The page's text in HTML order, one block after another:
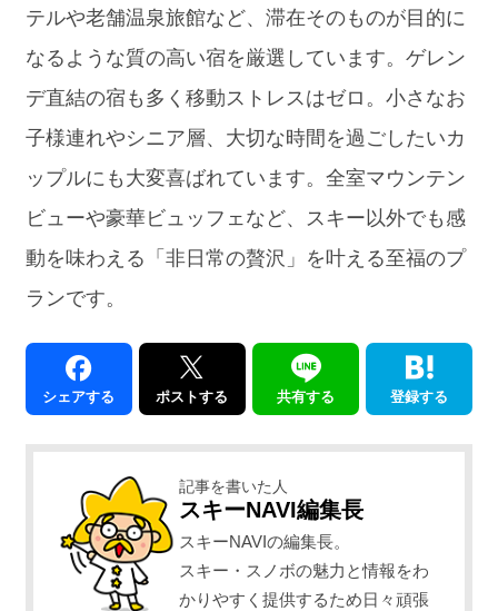
テルや老舗温泉旅館など、滞在そのものが目的に
なるような質の高い宿を厳選しています。ゲレン
デ直結の宿も多く移動ストレスはゼロ。小さなお
子様連れやシニア層、大切な時間を過ごしたいカ
ップルにも大変喜ばれています。全室マウンテン
ビューや豪華ビュッフェなど、スキー以外でも感
動を味わえる「非日常の贅沢」を叶える至福のプ
ランです。
シェアする ポストする 共有する 登録する
記事を書いた人
スキーNAVI編集長
スキーNAVIの編集長。
スキー・スノボの魅力と情報をわ
かりやすく提供するため日々頑張